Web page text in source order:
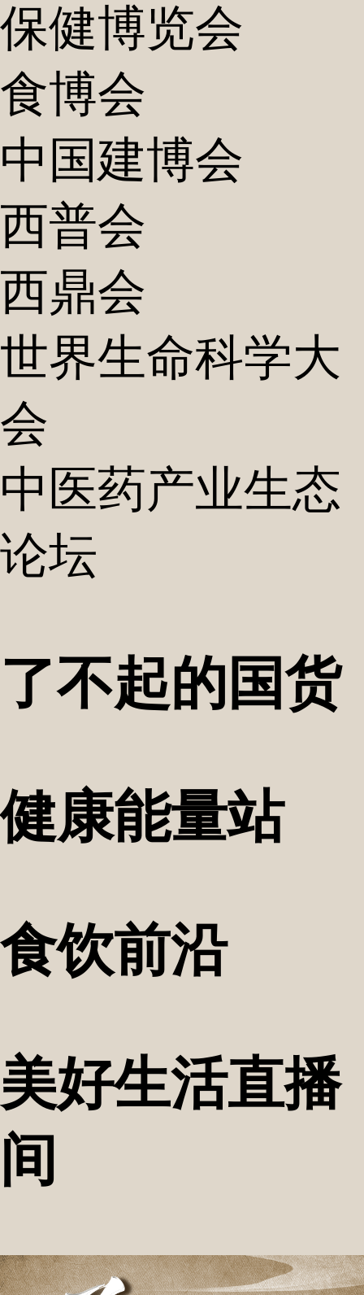
保健博览会
食博会
中国建博会
西普会
西鼎会
世界生命科学大
会
中医药产业生态
论坛
了不起的国货
健康能量站
食饮前沿
美好生活直播
间